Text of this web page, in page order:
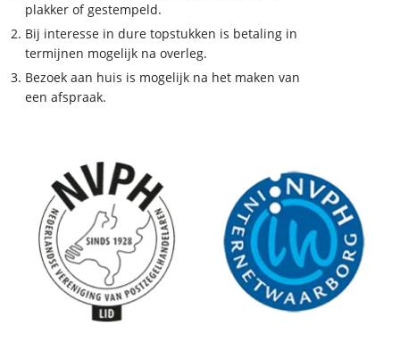
plakker of gestempeld.
Bij interesse in dure topstukken is betaling in
termijnen mogelijk na overleg.
Bezoek aan huis is mogelijk na het maken van
een afspraak.